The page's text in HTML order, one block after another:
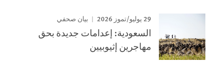
29 يوليو/تموز 2026 بيان صحفي
السعودية: إعدامات جديدة بحق
مهاجرين إثيوبيين